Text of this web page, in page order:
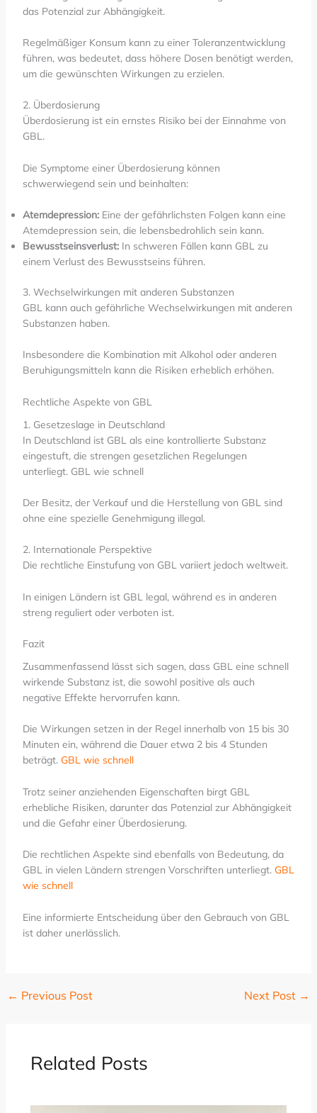
das Potenzial zur Abhängigkeit.
Regelmäßiger Konsum kann zu einer Toleranzentwicklung
führen, was bedeutet, dass höhere Dosen benötigt werden,
um die gewünschten Wirkungen zu erzielen.
2. Überdosierung
Überdosierung ist ein ernstes Risiko bei der Einnahme von
GBL.
Die Symptome einer Überdosierung können
schwerwiegend sein und beinhalten:
Atemdepression:Eine der gefährlichsten Folgen kann eine
Atemdepression sein, die lebensbedrohlich sein kann.
Bewusstseinsverlust:In schweren Fällen kann GBL zu
einem Verlust des Bewusstseins führen.
3. Wechselwirkungen mit anderen Substanzen
GBL kann auch gefährliche Wechselwirkungen mit anderen
Substanzen haben.
Insbesondere die Kombination mit Alkohol oder anderen
Beruhigungsmitteln kann die Risiken erheblich erhöhen.
Rechtliche Aspekte von GBL
1. Gesetzeslage in Deutschland
In Deutschland ist GBL als eine kontrollierte Substanz
eingestuft, die strengen gesetzlichen Regelungen
unterliegt. GBL wie schnell
Der Besitz, der Verkauf und die Herstellung von GBL sind
ohne eine spezielle Genehmigung illegal.
2. Internationale Perspektive
Die rechtliche Einstufung von GBL variiert jedoch weltweit.
In einigen Ländern ist GBL legal, während es in anderen
streng reguliert oder verboten ist.
Fazit
Zusammenfassend lässt sich sagen, dass GBL eine schnell
wirkende Substanz ist, die sowohl positive als auch
negative Effekte hervorrufen kann.
Die Wirkungen setzen in der Regel innerhalb von 15 bis 30
Minuten ein, während die Dauer etwa 2 bis 4 Stunden
beträgt. GBL wie schnell
Trotz seiner anziehenden Eigenschaften birgt GBL
erhebliche Risiken, darunter das Potenzial zur Abhängigkeit
und die Gefahr einer Überdosierung.
Die rechtlichen Aspekte sind ebenfalls von Bedeutung, da
GBL in vielen Ländern strengen Vorschriften unterliegt. GBL
wie schnell
Eine informierte Entscheidung über den Gebrauch von GBL
ist daher unerlässlich.
← Previous Post Next Post →
Related Posts